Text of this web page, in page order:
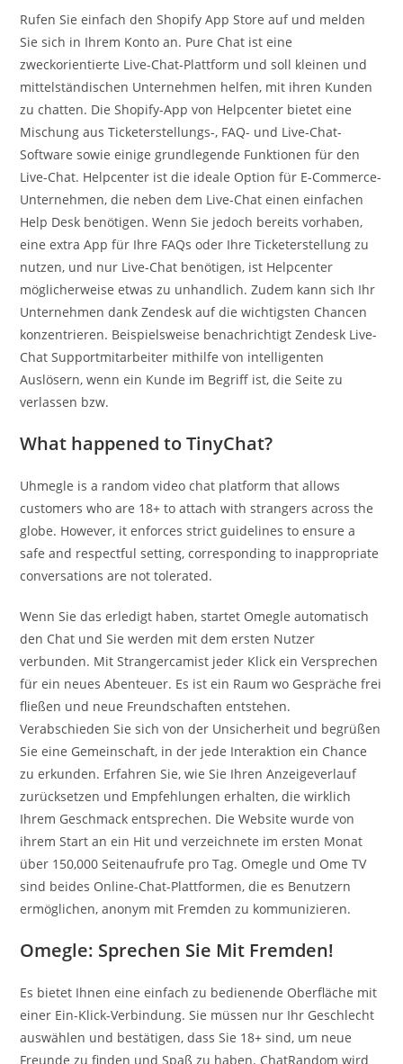
Rufen Sie einfach den Shopify App Store auf und melden
Sie sich in Ihrem Konto an. Pure Chat ist eine
zweckorientierte Live-Chat-Plattform und soll kleinen und
mittelständischen Unternehmen helfen, mit ihren Kunden
zu chatten. Die Shopify-App von Helpcenter bietet eine
Mischung aus Ticketerstellungs-, FAQ- und Live-Chat-
Software sowie einige grundlegende Funktionen für den
Live-Chat. Helpcenter ist die ideale Option für E-Commerce-
Unternehmen, die neben dem Live-Chat einen einfachen
Help Desk benötigen. Wenn Sie jedoch bereits vorhaben,
eine extra App für Ihre FAQs oder Ihre Ticketerstellung zu
nutzen, und nur Live-Chat benötigen, ist Helpcenter
möglicherweise etwas zu unhandlich. Zudem kann sich Ihr
Unternehmen dank Zendesk auf die wichtigsten Chancen
konzentrieren. Beispielsweise benachrichtigt Zendesk Live-
Chat Supportmitarbeiter mithilfe von intelligenten
Auslösern, wenn ein Kunde im Begriff ist, die Seite zu
verlassen bzw.
What happened to TinyChat?
Uhmegle is a random video chat platform that allows
customers who are 18+ to attach with strangers across the
globe. However, it enforces strict guidelines to ensure a
safe and respectful setting, corresponding to inappropriate
conversations are not tolerated.
Wenn Sie das erledigt haben, startet Omegle automatisch
den Chat und Sie werden mit dem ersten Nutzer
verbunden. Mit Strangercamist jeder Klick ein Versprechen
für ein neues Abenteuer. Es ist ein Raum wo Gespräche frei
fließen und neue Freundschaften entstehen.
Verabschieden Sie sich von der Unsicherheit und begrüßen
Sie eine Gemeinschaft, in der jede Interaktion ein Chance
zu erkunden. Erfahren Sie, wie Sie Ihren Anzeigeverlauf
zurücksetzen und Empfehlungen erhalten, die wirklich
Ihrem Geschmack entsprechen. Die Website wurde von
ihrem Start an ein Hit und verzeichnete im ersten Monat
über 150,000 Seitenaufrufe pro Tag. Omegle und Ome TV
sind beides Online-Chat-Plattformen, die es Benutzern
ermöglichen, anonym mit Fremden zu kommunizieren.
Omegle: Sprechen Sie Mit Fremden!
Es bietet Ihnen eine einfach zu bedienende Oberfläche mit
einer Ein-Klick-Verbindung. Sie müssen nur Ihr Geschlecht
auswählen und bestätigen, dass Sie 18+ sind, um neue
Freunde zu finden und Spaß zu haben. ChatRandom wird